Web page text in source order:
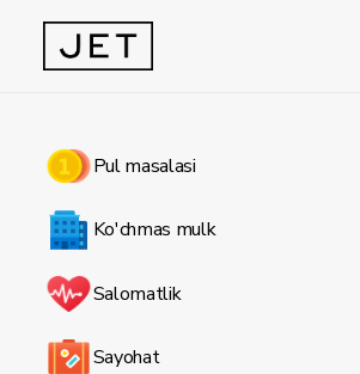
Pul masalasi
Ko'chmas mulk
Salomatlik
Sayohat